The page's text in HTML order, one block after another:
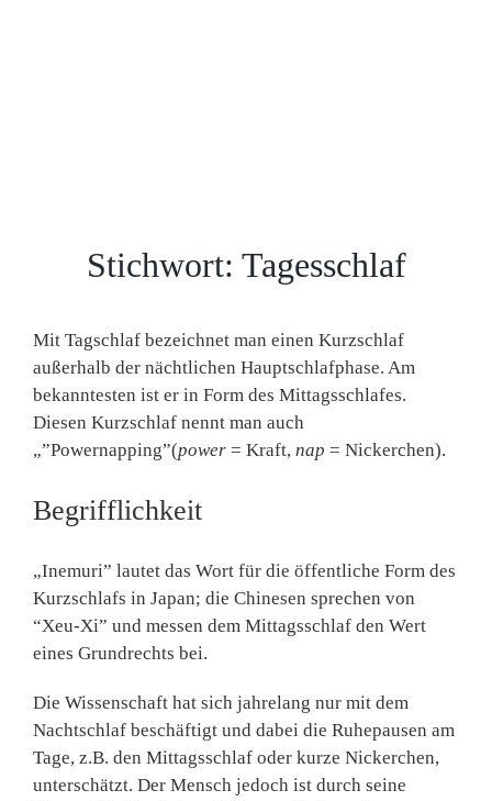
Stichwort: Tagesschlaf
Mit Tagschlaf bezeichnet man einen Kurzschlaf
außerhalb der nächtlichen Hauptschlafphase. Am
bekanntesten ist er in Form des Mittagsschlafes.
Diesen Kurzschlaf nennt man auch
„”Powernapping”(power = Kraft, nap = Nickerchen).
Begrifflichkeit
„Inemuri” lautet das Wort für die öffentliche Form des
Kurzschlafs in Japan; die Chinesen sprechen von
“Xeu-Xi” und messen dem Mittagsschlaf den Wert
eines Grundrechts bei.
Die Wissenschaft hat sich jahrelang nur mit dem
Nachtschlaf beschäftigt und dabei die Ruhepausen am
Tage, z.B. den Mittags­schlaf oder kurze Nicker­chen,
unterschätzt. Der Mensch jedoch ist durch seine